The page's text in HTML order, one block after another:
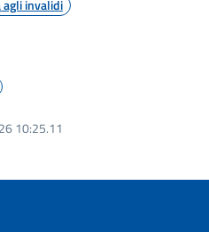
agli invalidi
10:25.11